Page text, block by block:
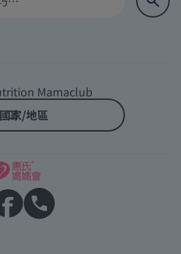
Mamaclub
家/地區